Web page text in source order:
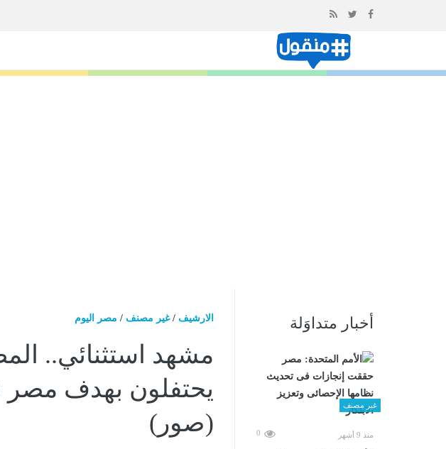
المحتوى
أخبار متداوَلة
غير مصنف
منذ 9 أشهر 0
الارشيف /غير مصنف / مصر اليوم
مشهد استثنائي..
يحتفلون بهدف مصر
(صور)